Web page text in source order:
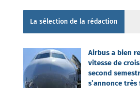
La sélection de la rédaction
Airbus a bien
vitesse de
second
s’annonce